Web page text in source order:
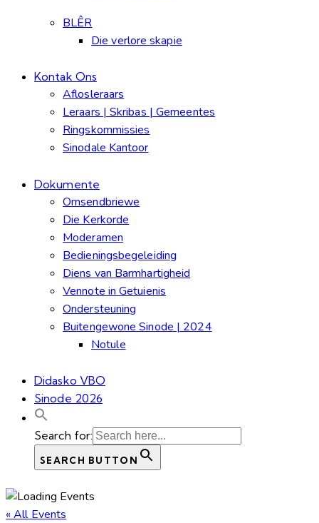
BLÊR
Die verlore skapie
Kontak Ons
Aflosleraars
Leraars | Skribas | Gemeentes
Ringskommissies
Sinodale Kantoor
Dokumente
Omsendbriewe
Die Kerkorde
Moderamen
Bedieningsbegeleiding
Diens van Barmhartigheid
Vennote in Getuienis
Ondersteuning
Buitengewone Sinode | 2024
Notule
Didasko VBO
Sinode 2026
Search for:
SEARCH BUTTON
« All Events